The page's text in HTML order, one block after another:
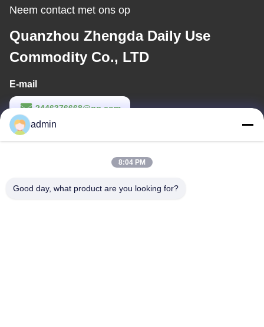
Neem contact met ons op
Quanzhou Zhengda Daily Use
Commodity Co., LTD
E-mail
2446376668@qq.com
Werktijd
admin
8:04 PM
Good day, what product are you looking for?